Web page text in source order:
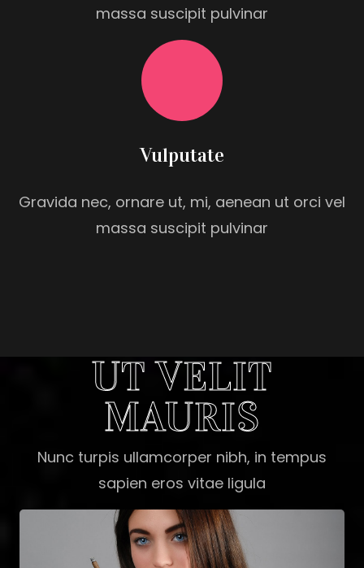
massa suscipit pulvinar
Vulputate
Gravida nec, ornare ut, mi, aenean ut orci vel
massa suscipit pulvinar
UT VELIT
MAURIS
Nunc turpis ullamcorper nibh, in tempus
sapien eros vitae ligula